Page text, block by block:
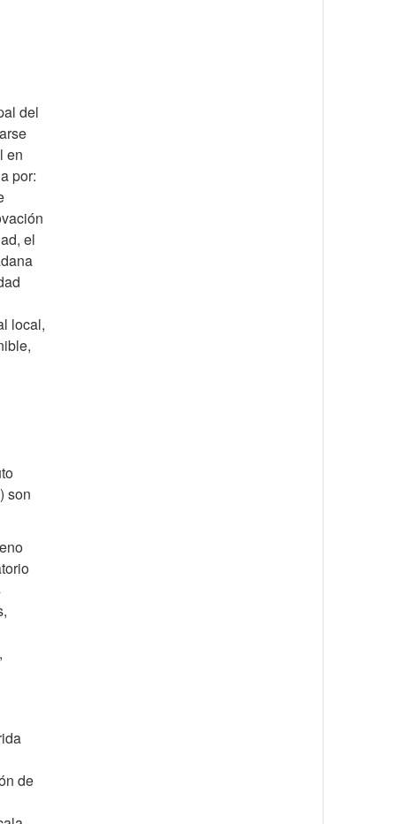
del
en
por:
el
local,
son
de